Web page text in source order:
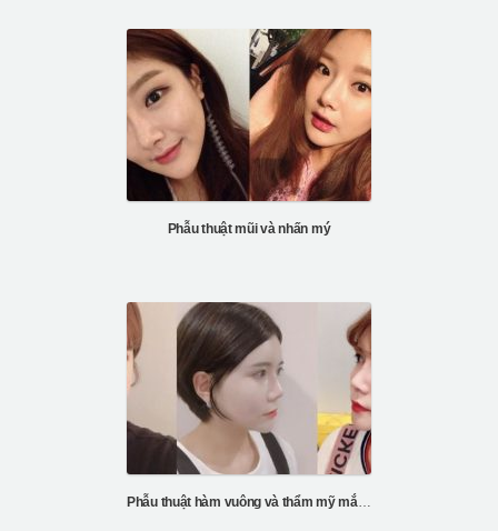
Phẫu thuật mũi và nhấn mý
Phẫu thuật hàm vuông và thẩm mỹ mắt tại ID